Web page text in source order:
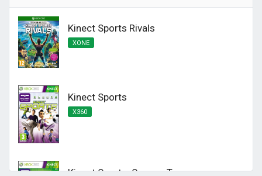
Kinect Sports Rivals
XONE
Kinect Sports
X360
Kinect Sports: Season Two